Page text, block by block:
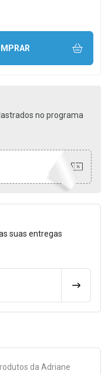
UMA UNIDADE
no programa
Frete
suas entregas
da Adriane